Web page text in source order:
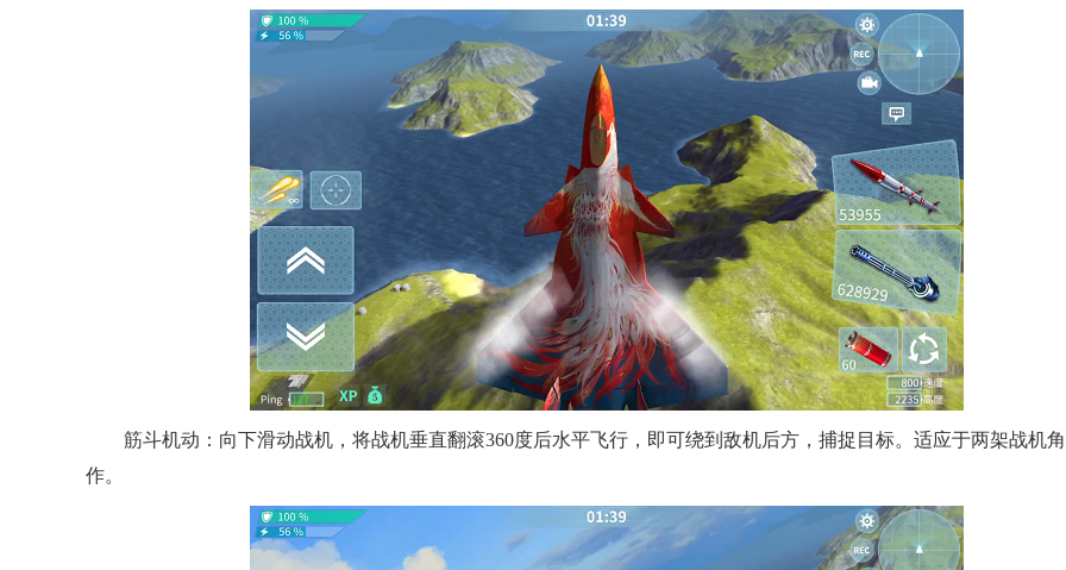
筋斗机动：向下滑动战机，将战机垂直翻滚360度后水平飞行，即可绕到敌机后方，捕捉目标。适应于两架战机
作。